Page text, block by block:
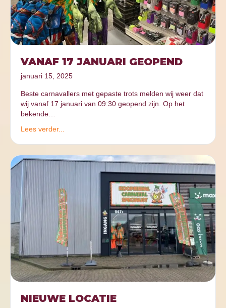
VANAF 17 JANUARI GEOPEND
januari 15, 2025
Beste carnavallers met gepaste trots melden wij weer dat
wij vanaf 17 januari van 09:30 geopend zijn. Op het
bekende…
Lees verder...
NIEUWE LOCATIE